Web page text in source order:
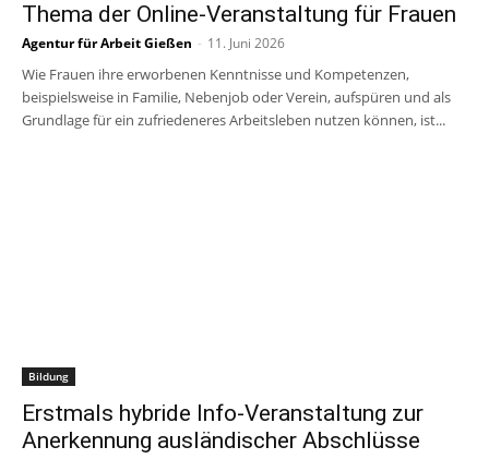
Thema der Online-Veranstaltung für Frauen
Agentur für Arbeit Gießen - 11. Juni 2026
Wie Frauen ihre erworbenen Kenntnisse und Kompetenzen,
beispielsweise in Familie, Nebenjob oder Verein, aufspüren und als
Grundlage für ein zufriedeneres Arbeitsleben nutzen können, ist...
Bildung
Erstmals hybride Info-Veranstaltung zur
Anerkennung ausländischer Abschlüsse